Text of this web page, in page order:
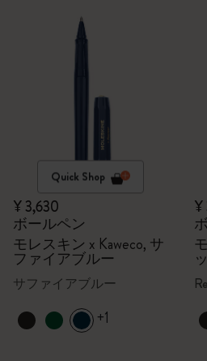
Quick Shop
¥ 3,630
ボールペン
モレスキン x Kaweco, サ
ファイアブルー
サファイアブルー
+1
¥